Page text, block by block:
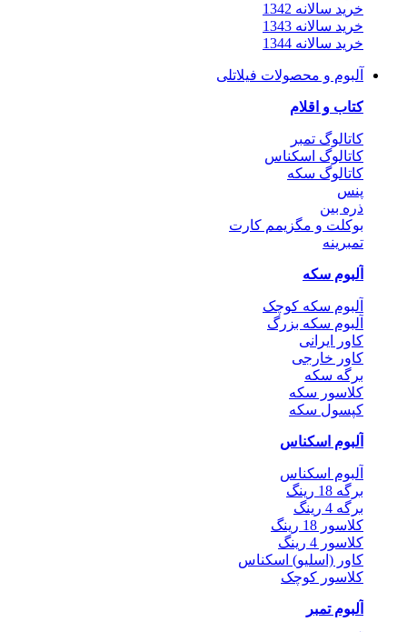
خرید سالانه 1342
خرید سالانه 1343
خرید سالانه 1344
آلبوم و محصولات فیلاتلی
کتاب و اقلام
کاتالوگ تمبر
کاتالوگ اسکناس
کاتالوگ سکه
پنس
ذره بین
بوکلت و مگزیمم کارت
تمبرینه
آلبوم سکه
آلبوم سکه کوچک
آلبوم سکه بزرگ
کاور ایرانی
کاور خارجی
برگه سکه
کلاسور سکه
کپسول سکه
آلبوم اسکناس
آلبوم اسکناس
برگه 18 رینگ
برگه 4 رینگ
کلاسور 18 رینگ
کلاسور 4 رینگ
کاور (اسلیو) اسکناس
کلاسور کوچک
آلبوم تمبر